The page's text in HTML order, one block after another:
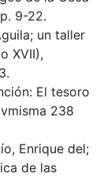
9-22.
un taller
XVII),
El tesoro
238
Enrique del;
de las